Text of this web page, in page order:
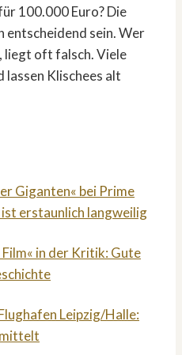
100.000 Euro? Die
entscheidend sein. Wer
liegt oft falsch. Viele
lassen Klischees alt
Giganten« bei Prime
erstaunlich langweilig
in der Kritik: Gute
Leipzig/Halle: